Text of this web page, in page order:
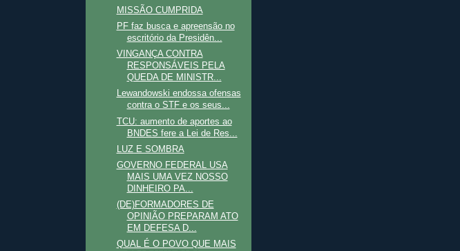
MISSÃO CUMPRIDA
PF faz busca e apreensão no
escritório da Presidên...
VINGANÇA CONTRA
RESPONSÁVEIS PELA
QUEDA DE MINISTR...
Lewandowski endossa ofensas
contra o STF e os seus...
TCU: aumento de aportes ao
BNDES fere a Lei de Res...
LUZ E SOMBRA
GOVERNO FEDERAL USA
MAIS UMA VEZ NOSSO
DINHEIRO PA...
(DE)FORMADORES DE
OPINIÃO PREPARAM ATO
EM DEFESA D...
QUAL É O POVO QUE MAIS